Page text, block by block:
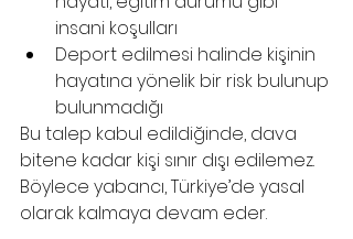
insani koşulları
Deport edilmesi halinde kişinin
hayatına yönelik bir risk bulunup
bulunmadığı
Bu talep kabul edildiğinde, dava
bitene kadar kişi sınır dışı edilemez.
Böylece yabancı, Türkiye’de yasal
olarak kalmaya devam eder.